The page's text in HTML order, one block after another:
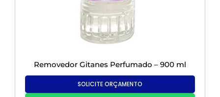
Removedor Gitanes Perfumado – 900 ml
SOLICITE ORÇAMENTO